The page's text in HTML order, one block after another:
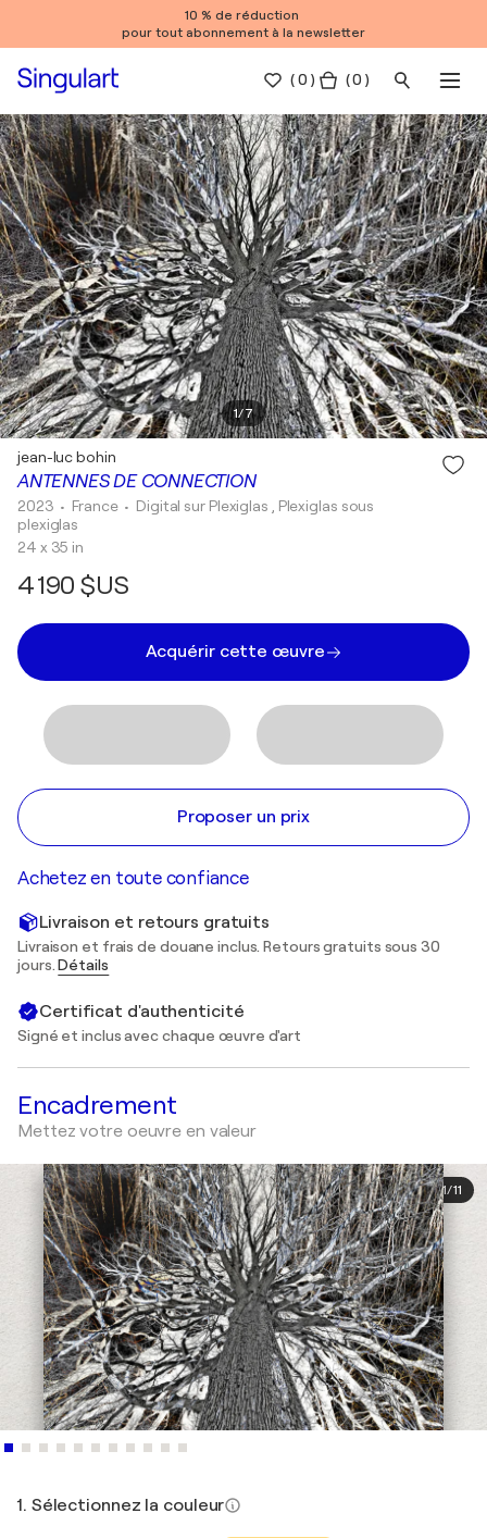
10 % de réduction
pour tout abonnement à la newsletter
(0 ) ( 0 )
1/7
ANTENNES DE CONNECTION
jean-luc bohin
2023 • France • Digital sur Plexiglas , Plexiglas sous
plexiglas
24 x 35 in
4 190 $US
Acquérir cette œuvre
Proposer un prix
Achetez en toute confiance
Livraison et retours gratuits
Livraison et frais de douane inclus. Retours gratuits sous 30
jours.Détails
Certificat d'authenticité
Signé et inclus avec chaque œuvre d'art
Encadrement
Mettez votre oeuvre en valeur
1/11
1. Sélectionnez la couleur